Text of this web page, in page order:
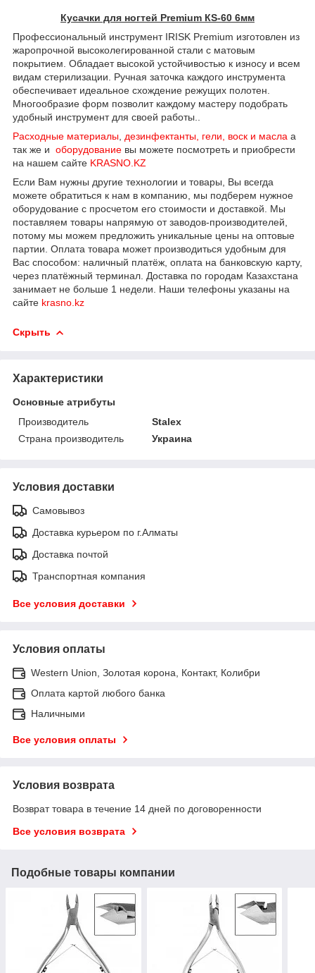
Кусачки для ногтей Premium КS-60 6мм
Профессиональный инструмент IRISK Premium изготовлен из
жаропрочной высоколегированной стали с матовым
покрытием. Обладает высокой устойчивостью к износу и всем
видам стерилизации. Ручная заточка каждого инструмента
обеспечивает идеальное схождение режущих полотен.
Многообразие форм позволит каждому мастеру подобрать
удобный инструмент для своей работы..
Расходные материалы дезинфектанты, гели, воск и масла а
так же и оборудование вы можете посмотреть и приобрести
на нашем сайте KRASNO.KZ
Если Вам нужны другие технологии и товары, Вы всегда
можете обратиться к нам в компанию, мы подберем нужное
оборудование с просчетом его стоимости и доставкой. Мы
поставляем товары напрямую от заводов-производителей,
потому мы можем предложить уникальные цены на оптовые
партии. Оплата товара может производиться удобным для
Вас способом: наличный платёж, оплата на банковскую карту,
через платёжный терминал. Доставка по городам Казахстана
занимает не больше 1 недели. Наши телефоны указаны на
сайте krasno.kz
Скрыть
Характеристики
Основные атрибуты
Производитель
Stalex
Страна производитель
Украина
Условия доставки
Самовывоз
Доставка курьером по г.Алматы
Доставка почтой
Транспортная компания
Все условия доставки
Условия оплаты
Western Union, Золотая корона, Контакт, Колибри
Оплата картой любого банка
Наличными
Все условия оплаты
Условия возврата
Возврат товара в течение 14 дней по договоренности
Все условия возврата
Подобные товары компании